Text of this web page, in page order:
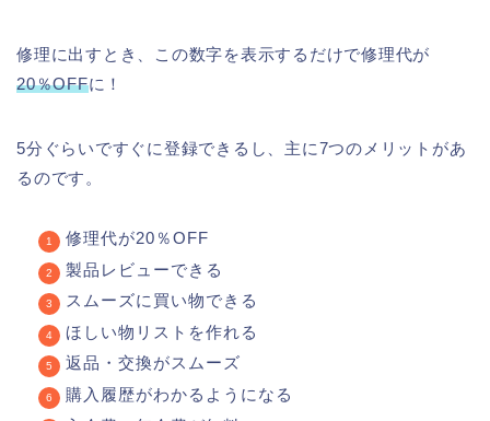
修理に出すとき、この数字を表示するだけで修理代が
20％OFFに！
5分ぐらいですぐに登録できるし、主に7つのメリットがあ
るのです。
修理代が20％OFF
製品レビューできる
スムーズに買い物できる
ほしい物リストを作れる
返品・交換がスムーズ
購入履歴がわかるようになる